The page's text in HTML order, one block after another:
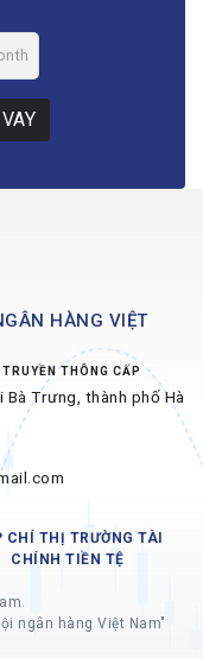
HÀNG VIỆT
THÔNG CẤP
Trưng, thành phố Hà
CHÍ THỊ TRƯỜNG TÀI
CHÍNH TIỀN TỆ
ngân hàng Việt Nam"